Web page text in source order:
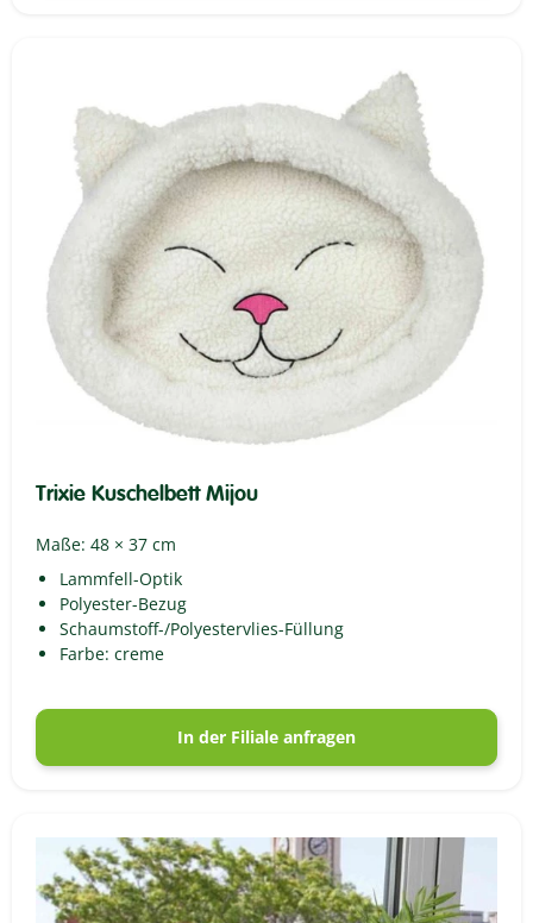
Trixie Kuschelbett Mijou
Maße: 48 × 37 cm
Lammfell-Optik
Polyester-Bezug
Schaumstoff-/Polyestervlies-Füllung
Farbe: creme
In der Filiale anfragen